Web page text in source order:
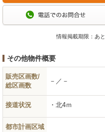
情報掲載期限：あと
その他物件概要
販売区画数/
総区画数
－／－
接道状況 北4ｍ
都市計画区域